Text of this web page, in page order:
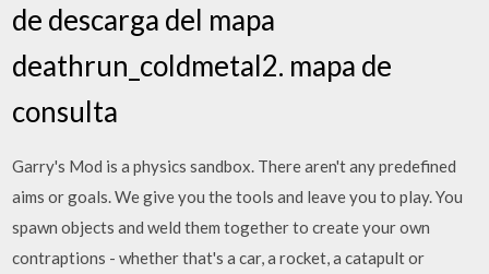
de descarga del mapa
deathrun_coldmetal2. mapa de
consulta
Garry's Mod is a physics sandbox. There aren't any predefined
aims or goals. We give you the tools and leave you to play. You
spawn objects and weld them together to create your own
contraptions - whether that's a car, a rocket, a catapult or